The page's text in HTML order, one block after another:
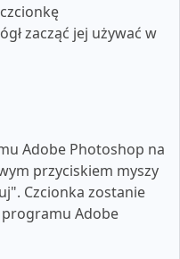
zacząć jej używać w
Adobe Photoshop na
przyciskiem myszy
Czcionka zostanie
Adobe